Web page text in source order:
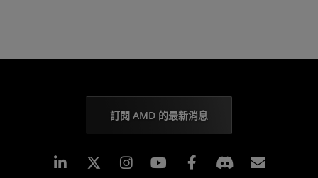
訂閱 AMD 的最新消息
Linkedin Instagram Facebook